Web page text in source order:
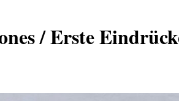
/ Erste